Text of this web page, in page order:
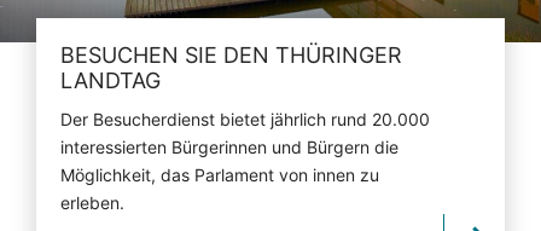
BESUCHEN SIE DEN THÜRINGER
LANDTAG
Der Besucherdienst bietet jährlich rund 20.000
interessierten Bürgerinnen und Bürgern die
Möglichkeit, das Parlament von innen zu
erleben.